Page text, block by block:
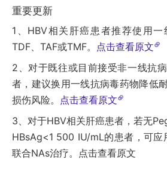
重要更新
1、HBV相关肝癌患者推荐使用一
TDF、TAF或TMF。 点击查看原文
2、对于既往或目前接受非一线抗
者，建议换用一线抗病毒药物降低
损伤风险。 点击查看原文
3、对于HBV相关肝癌患者，若无
HBsAg<1 500 IU/mL的患者，可应
联合NAs治疗。点击查看原文